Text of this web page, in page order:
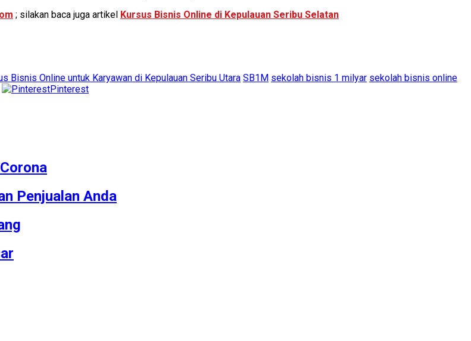
; silakan baca juga artikel Kursus Bisnis Online di Kepulauan Seribu Selatan
Bisnis Online untuk Karyawan di Kepulauan Seribu Utara SB1M sekolah bisnis 1 milyar sekolah bisnis online
Pinterest
Penjualan Anda